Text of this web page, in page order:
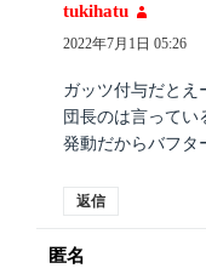
tukihatu
り:
2022年7月1日 05:26
ガッツ付与だとえ
団長のは言ってい
発動だからバフタ
返信
匿名